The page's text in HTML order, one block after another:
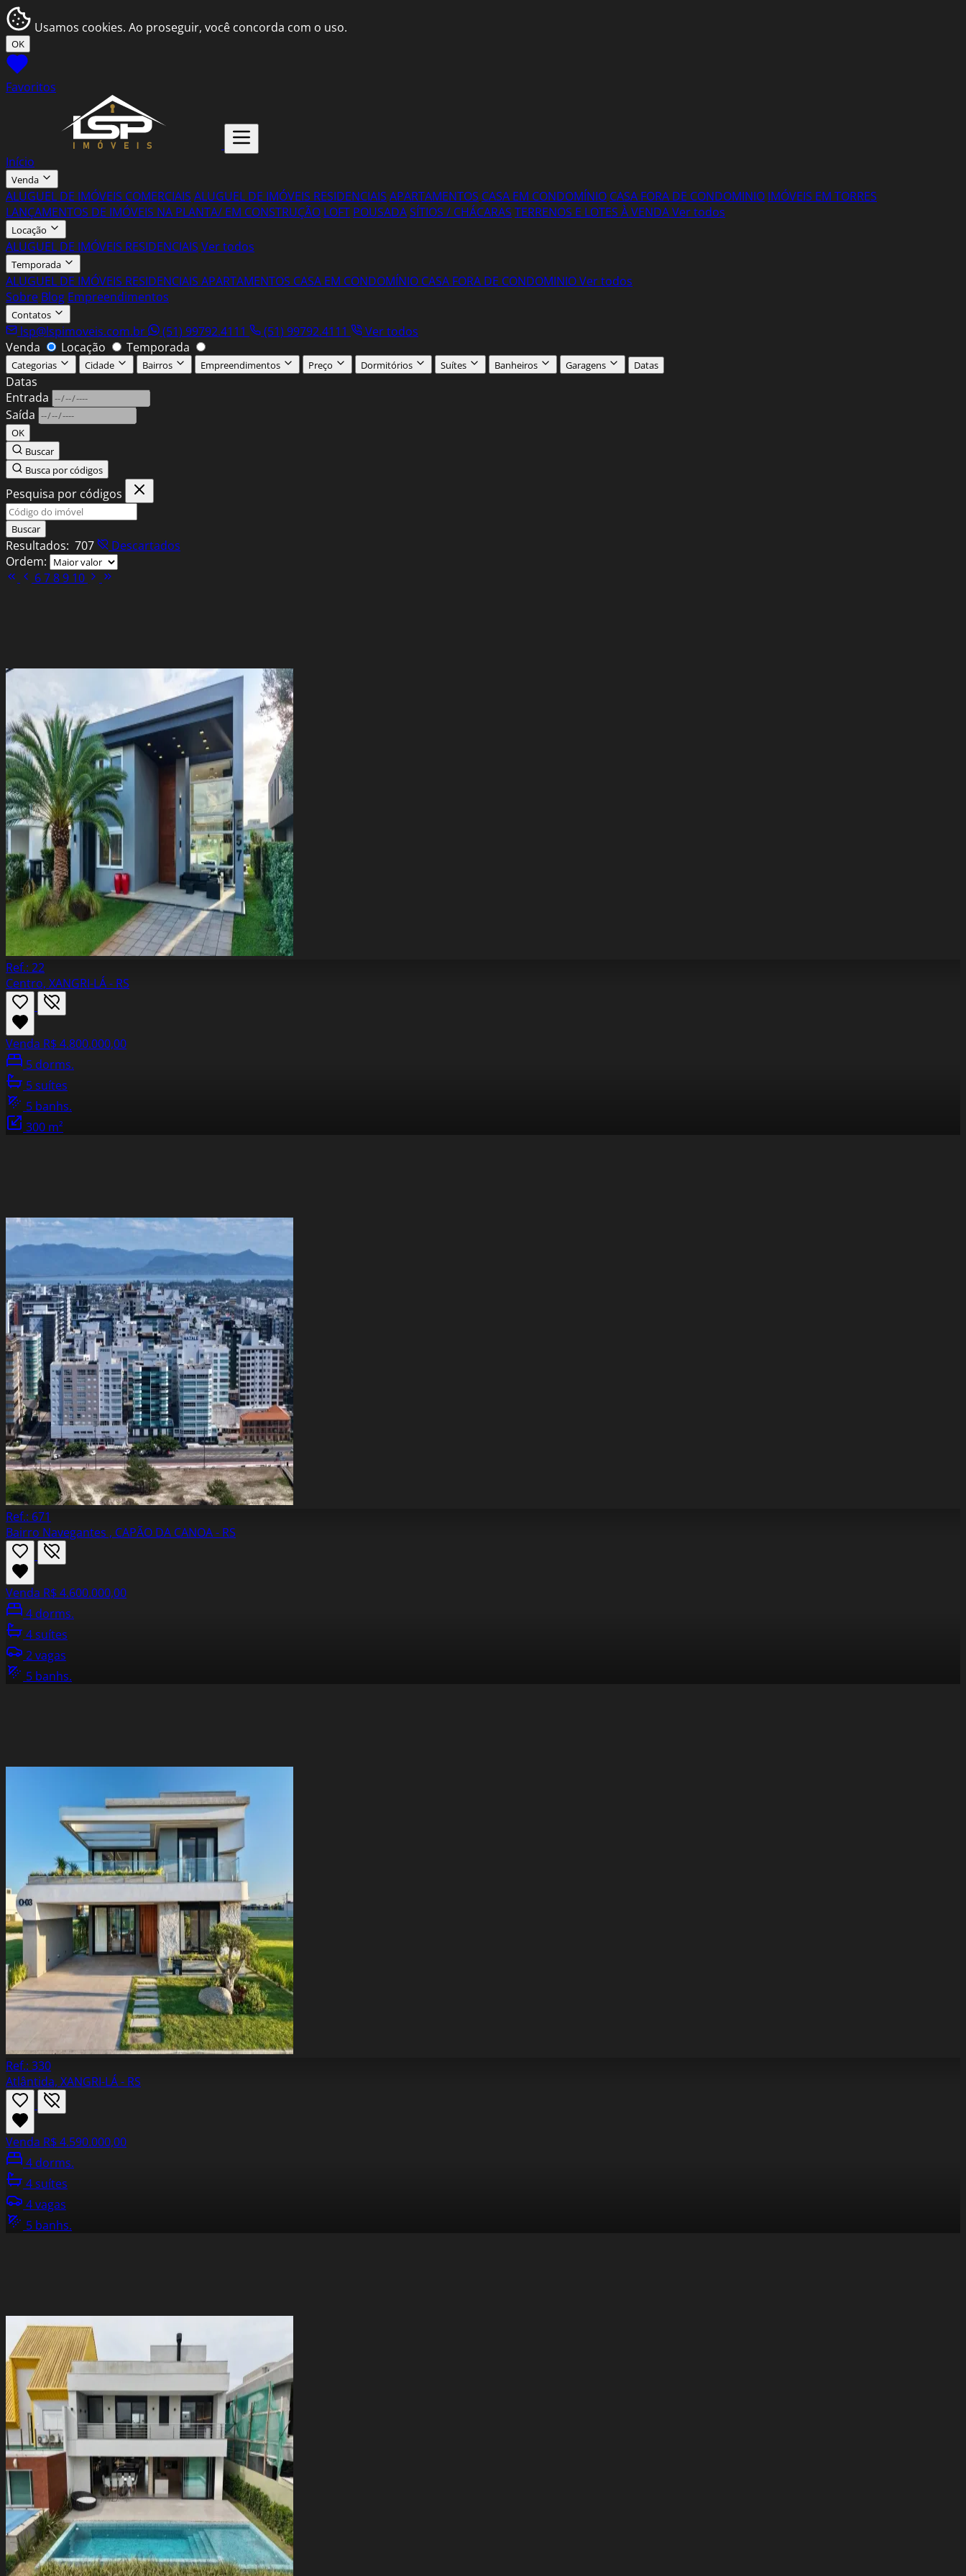
Usamos cookies. Ao proseguir, você concorda com o uso.
OK
Favoritos
Início
Venda
ALUGUEL DE IMÓVEIS COMERCIAIS ALUGUEL DE IMÓVEIS RESIDENCIAIS APARTAMENTOS CASA EM CONDOMÍNIO CASA FORA DE CONDOMINIO IMÓVEIS EM TORRES
LANÇAMENTOS DE IMÓVEIS NA PLANTA/ EM CONSTRUÇÃO LOFT POUSADASÍTIOS / CHÁCARAS TERRENOS E LOTES À VENDAVer todos
Locação
ALUGUEL DE IMÓVEIS RESIDENCIAIS Ver todos
Temporada
ALUGUEL DE IMÓVEIS RESIDENCIAIS APARTAMENTOS CASA EM CONDOMÍNIO CASA FORA DE CONDOMINIOVer todos
Sobre Blog Empreendimentos
Contatos
lsp@lspimoveis.com.br (51) 99792.4111 (51) 99792.4111
Ver todos
Venda
Locação Temporada
Categorias Cidade Bairros Empreendimentos Preço Dormitórios Suítes Banheiros Garagens
Datas
Entrada
Saída
OK
Buscar
Busca por códigos
Pesquisa por códigos
Buscar
Resultados: 707
Descartados
Ordem:
6789 10
Ref.: 22
Centro, XANGRI-LÁ - RS
Venda R$ 4.800.000,00
5 dorms.
5 suítes
5 banhs.
300 m²
Ref.: 671
Bairro Navegantes , CAPÃO DA CANOA - RS
Venda R$ 4.600.000,00
4 dorms.
4 suítes
2 vagas
5 banhs.
Ref.: 330
Atlântida, XANGRI-LÁ - RS
Venda R$ 4.590.000,00
4 dorms.
4 suítes
4 vagas
5 banhs.